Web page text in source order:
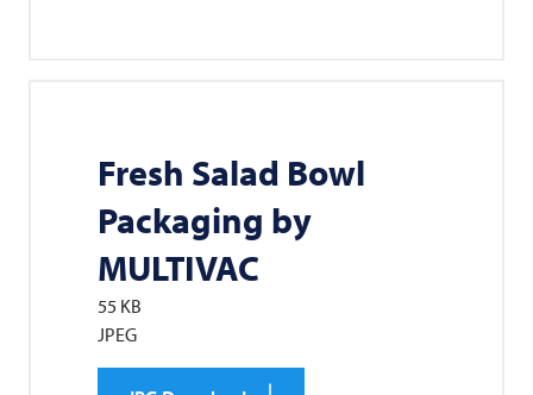
Fresh Salad Bowl
Packaging by
MULTIVAC
55 KB
JPEG